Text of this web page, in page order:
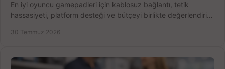
En iyi oyuncu gamepadleri için kablosuz bağlantı, tetik
hassasiyeti, platform desteği ve bütçeyi birlikte değerlendirin;
30 Temmuz 2026